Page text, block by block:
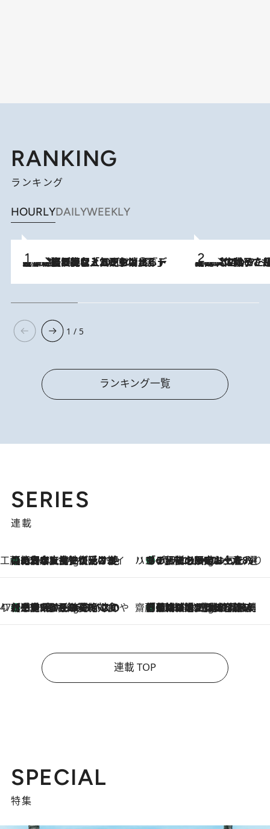
RANKING
ランキング
HOURLYDAILYWEEKLY
2026.8.5
【なぜ吉沢亮は「気配を消せる」のか？】興行収入208億の『国宝』を経て挑むミュージカル『ディア・エヴァン・ハンセン』。トップ俳優が舞台上でさらけ出した“孤独”とは 2026.8.5
【阿川佐和子さんの年とる力】なぜ70代で始めた趣味は“こんなに楽しい”のか？ ピアノ、俳句…スランプに陥っても続けられる“ある秘訣”とは
1 / 5
ランキング一覧
SERIES
連載
工藤まやのおもてなしハワイ
10 Hours Ago
【ハワイ土産】ローカルの絶大な支持で復活！ 絶品の幻クッキー《元ファンの日本人女性が受け継いだ名店》 ハワイ賢者 リサのお気に入りリスト10 Hours Ago
あの伝説の限定トートも！ リニューアルした「ディーン＆デルーカ ハワイ」で必須のお土産8選
47都道府県の手みやげ ひんやりスイーツで夏を満喫
10 Hours Ago
【三重県】この夏絶対食べたい 冷やしておいしいおやつ3選 お餅×アイスの新感覚スイーツ 齋藤 薫 美容脳ルネサンス
10 Hours Ago
「荷物が増えるほど旅ストレスは増す」美容ジャーナリストがたどり着いた最終結論。“化粧品を劇的に減らす”感動の凝縮美容とは
連載 TOP
SPECIAL
特集